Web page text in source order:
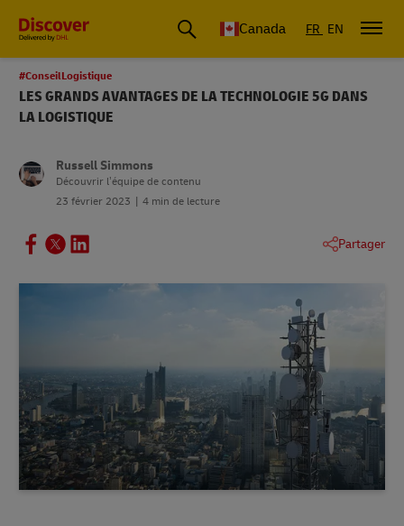
Canada FR EN
#ConseilLogistique
LES GRANDS AVANTAGES DE LA TECHNOLOGIE 5G DANS
LA LOGISTIQUE
Russell Simmons
Découvrir l’équipe de contenu
23 février 2023
4 min de lecture
Partager